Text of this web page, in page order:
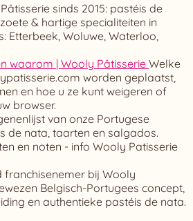
sinds 2015: pastéis de
& hartige specialiteiten in
Etterbeek, Woluwe, Waterloo,
waarom | Wooly Pâtisserie Welke
worden geplaatst,
en hoe u ze kunt weigeren of
browser.
van onze Portugese
de nata, taarten en salgados.
en noten - info Wooly Patisserie
franchisenemer bij Wooly
Belgisch-Portugees concept,
en authentieke pastéis de nata.